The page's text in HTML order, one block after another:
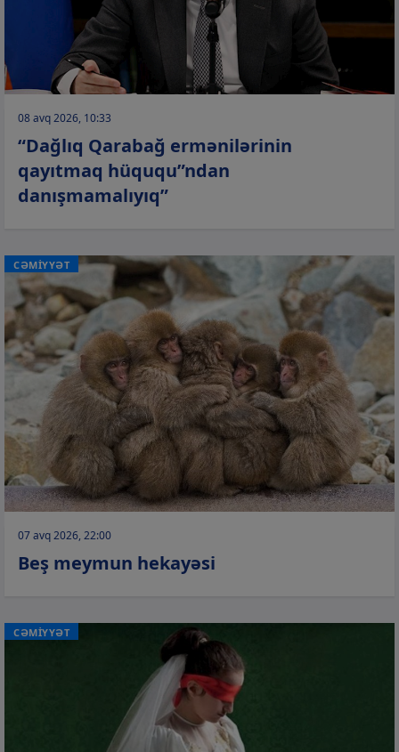
08 avq 2026, 10:33
“Dağlıq Qarabağ ermənilərinin
qayıtmaq hüququ”ndan
danışmamalıyıq”
CƏMİYYƏT
07 avq 2026, 22:00
Beş meymun hekayəsi
CƏMİYYƏT